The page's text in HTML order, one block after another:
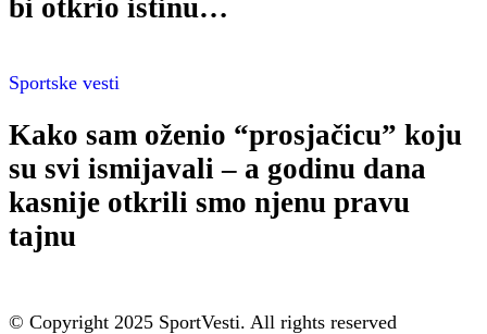
bi otkrio istinu…
Sportske vesti
Kako sam oženio “prosjačicu” koju
su svi ismijavali – a godinu dana
kasnije otkrili smo njenu pravu
tajnu
© Copyright 2025 SportVesti. All rights reserved